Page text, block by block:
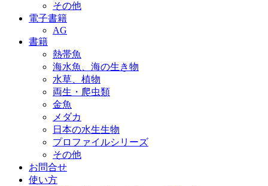
その他
電子書籍
AG
書籍
熱帯魚
海水魚、海の生き物
水草、植物
両生・爬虫類
金魚
メダカ
日本の水生生物
プロファイルシリーズ
その他
お問合せ
使い方